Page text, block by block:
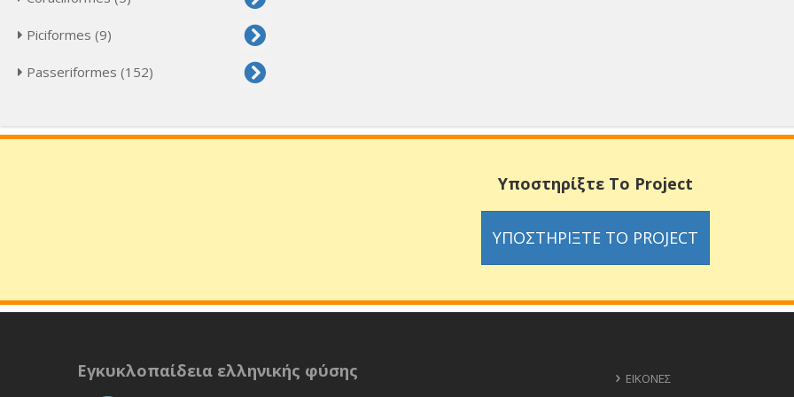
Piciformes (9)
Passeriformes (152)
Υποστηρίξτε Το Project
ΥΠΟΣΤΗΡΊΞΤΕ ΤΟ PROJECT
Εγκυκλοπαίδεια ελληνικής φύσης ΕΙΚΌΝΕΣ